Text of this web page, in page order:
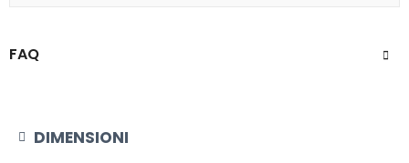
FAQ
DIMENSIONI​